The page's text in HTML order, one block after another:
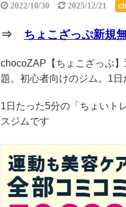
2022/10/30 2025/12/21
⇒ ちょこざっぷ新規
chocoZAP【ちょこざっぷ
題。初心者向けのジム。1
1日たった5分の「ちょいト
スジムです